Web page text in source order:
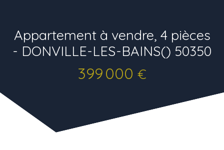
Appartement à vendre, 4 pièces
- DONVILLE-LES-BAINS() 50350
399 000 €